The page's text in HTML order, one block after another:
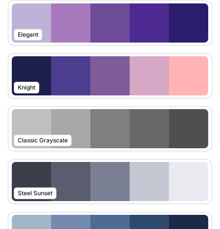
Elegant
Knight
Classic Grayscale
Steel Sunset